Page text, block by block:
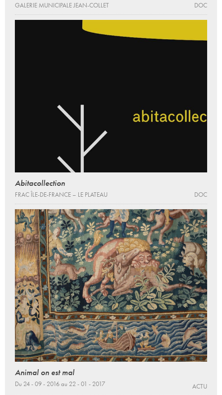
GALERIE MUNICIPALE JEAN-COLLET DOC
Abitacollection
FRAC ÎLE-DE-FRANCE – LE PLATEAU DOC
Animal on est mal
Du 24 - 09 - 2016 au 22 - 01 - 2017 ACTU